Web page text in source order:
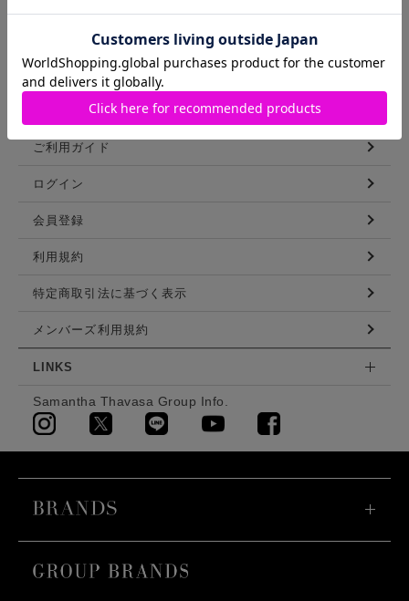
スタッフリスト
ショップブログ
ご利用ガイド
ログイン
会員登録
利用規約
特定商取引法に基づく表示
メンバーズ利用規約
LINKS
Samantha Thavasa Group Info.